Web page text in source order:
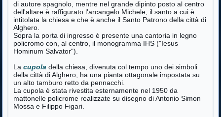
di autore spagnolo, mentre nel grande dipinto posto al centro
dell'altare è raffigurato l'arcangelo Michele, il santo a cui è
intitolata la chiesa e che è anche il Santo Patrono della città di
Alghero.
Sopra la porta di ingresso è presente una cantoria in legno
policromo con, al centro, il monogramma IHS ("Iesus
Hominum Salvator").
Lacupola della chiesa, divenuta col tempo uno dei simboli
della città di Alghero, ha una pianta ottagonale impostata su
un alto tamburo retto da pennacchi.
La cupola è stata rivestita esternamente nel 1950 da
mattonelle policrome realizzate su disegno di Antonio Simon
Mossa e Filippo Figari.